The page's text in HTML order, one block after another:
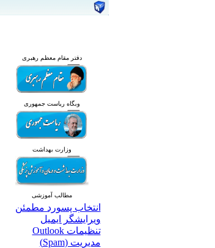
دفتر مقام معظم رهبری
وبگاه ریاست جمهوری
وزارت بهداشت
مطالب آموزشی
انتخاب پسورد مطمئن
ویرایشگر ایمیل
تنظیمات Outlook
مدیریت (Spam)